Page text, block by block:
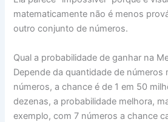
matematicamente não é menos
outro conjunto de números.
Qual a probabilidade de ganhar na
Depende da quantidade de números
números, a chance é de 1 em 50
dezenas, a probabilidade melhora,
exemplo, com 7 números a chance